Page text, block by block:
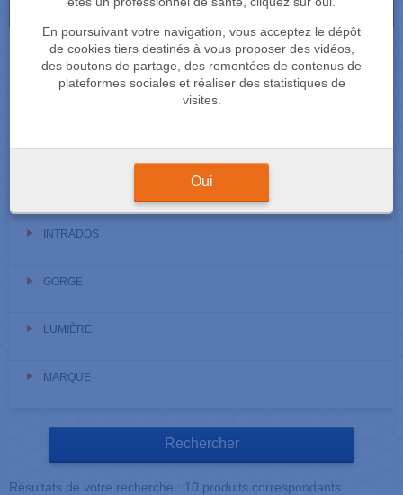
En poursuivant votre navigation, vous acceptez le dépôt
de cookies tiers destinés à vous proposer des vidéos,
des boutons de partage, des remontées de contenus de
plateformes sociales et réaliser des statistiques de
visites.
Oui
DENTS
TECHNIQUE
INTRADOS
GORGE
LUMIÈRE
MARQUE
Résultats de votre recherche : 10 produits correspondants